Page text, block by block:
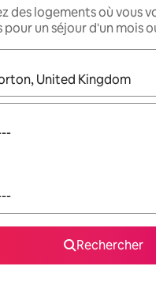
des logements où vous
pour un séjour d'un mois
résultats s'affichent,
Rechercher